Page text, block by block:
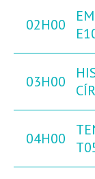
02H00
03H00
04H00